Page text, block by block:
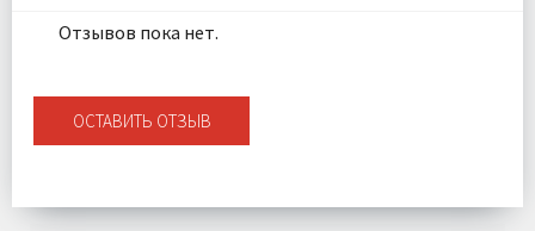
Отзывов пока нет.
ОСТАВИТЬ ОТЗЫВ